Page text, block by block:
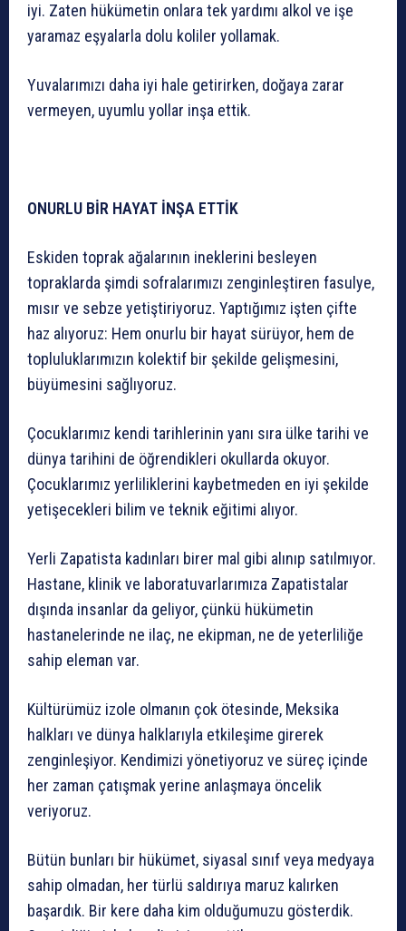
iyi. Zaten hükümetin onlara tek yardımı alkol ve işe
yaramaz eşyalarla dolu koliler yollamak.
Yuvalarımızı daha iyi hale getirirken, doğaya zarar
vermeyen, uyumlu yollar inşa ettik.
ONURLU BİR HAYAT İNŞA ETTİK
Eskiden toprak ağalarının ineklerini besleyen
topraklarda şimdi sofralarımızı zenginleştiren fasulye,
mısır ve sebze yetiştiriyoruz. Yaptığımız işten çifte
haz alıyoruz: Hem onurlu bir hayat sürüyor, hem de
topluluklarımızın kolektif bir şekilde gelişmesini,
büyümesini sağlıyoruz.
Çocuklarımız kendi tarihlerinin yanı sıra ülke tarihi ve
dünya tarihini de öğrendikleri okullarda okuyor.
Çocuklarımız yerliliklerini kaybetmeden en iyi şekilde
yetişecekleri bilim ve teknik eğitimi alıyor.
Yerli Zapatista kadınları birer mal gibi alınıp satılmıyor.
Hastane, klinik ve laboratuvarlarımıza Zapatistalar
dışında insanlar da geliyor, çünkü hükümetin
hastanelerinde ne ilaç, ne ekipman, ne de yeterliliğe
sahip eleman var.
Kültürümüz izole olmanın çok ötesinde, Meksika
halkları ve dünya halklarıyla etkileşime girerek
zenginleşiyor. Kendimizi yönetiyoruz ve süreç içinde
her zaman çatışmak yerine anlaşmaya öncelik
veriyoruz.
Bütün bunları bir hükümet, siyasal sınıf veya medyaya
sahip olmadan, her türlü saldırıya maruz kalırken
başardık. Bir kere daha kim olduğumuzu gösterdik.